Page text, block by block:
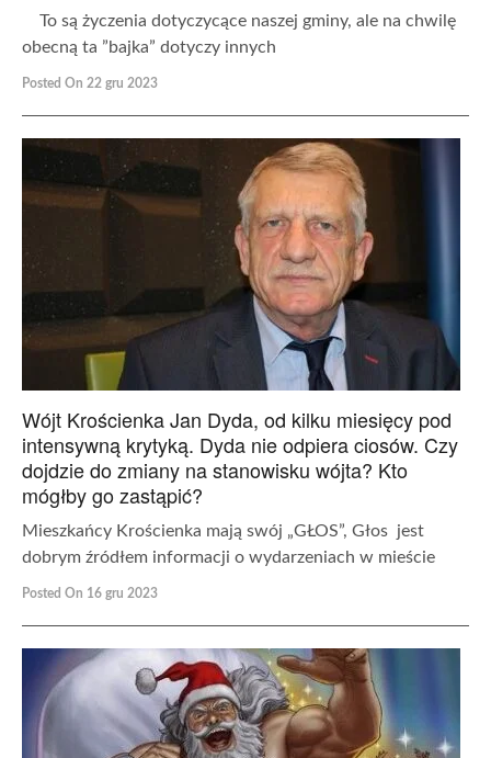
To są życzenia dotyczycące naszej gminy, ale na chwilę
obecną ta ”bajka” dotyczy innych
Posted On 22 gru 2023
Wójt Krościenka Jan Dyda, od kilku miesięcy pod
intensywną krytyką. Dyda nie odpiera ciosów. Czy
dojdzie do zmiany na stanowisku wójta? Kto
mógłby go zastąpić?
Mieszkańcy Krościenka mają swój „GŁOS”, Głos jest
dobrym źródłem informacji o wydarzeniach w mieście
Posted On 16 gru 2023